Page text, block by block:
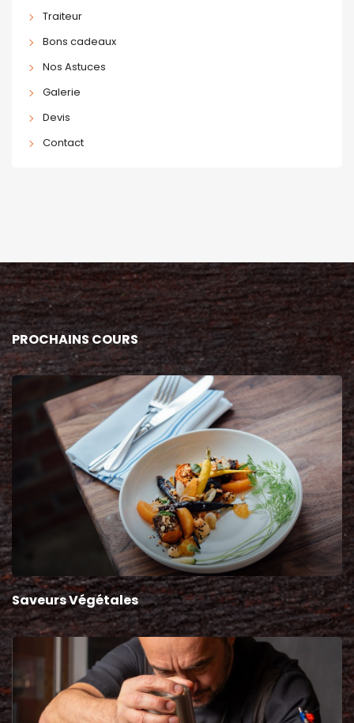
Traiteur
Bons cadeaux
Nos Astuces
Galerie
Devis
Contact
PROCHAINS COURS
Saveurs Végétales